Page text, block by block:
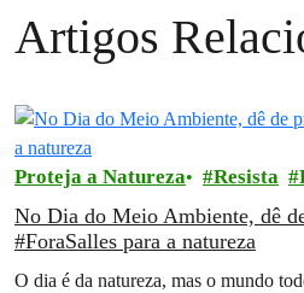
Artigos
Proteja a Natureza Resista
No Dia do Meio Ambiente, dê
#ForaSalles para a natureza
O dia é da natureza, mas o mundo